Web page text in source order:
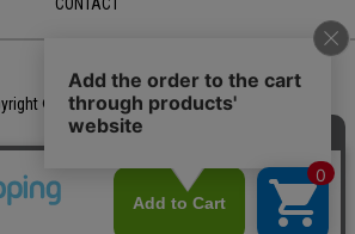
© 2020 LDH JAPAN Inc.